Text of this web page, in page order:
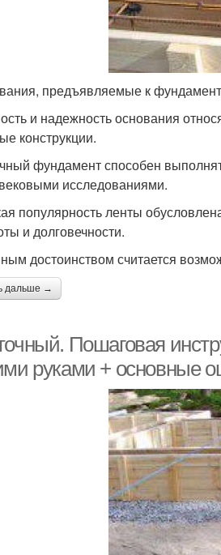
предъявляемые к
и надежность основания
конструкции.
фундамент способен
исследованиями.
популярность ленты
и долговечности.
достоинством считается
дальше →
Пошаговая
руками + основные